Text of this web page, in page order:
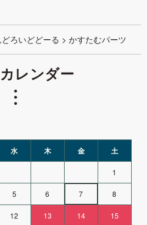
ろいどどーる > かすたむパーツ
レンダー
水 木 金 土
1
5 6 7 8
12 13 14 15